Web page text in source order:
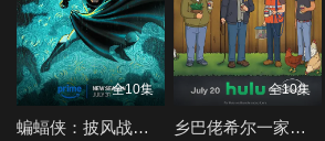
全10集
蝙蝠侠：披风战士第二季
全10集
乡巴佬希尔一家的幸福生活第十五季